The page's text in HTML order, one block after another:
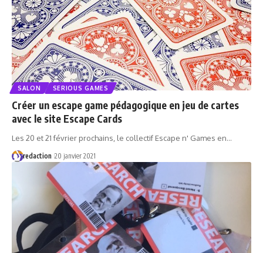
SALON SERIOUS GAMES
Créer un escape game pédagogique en jeu de cartes
avec le site Escape Cards
Les 20 et 21 février prochains, le collectif Escape n' Games en…
redaction 20 janvier 2021